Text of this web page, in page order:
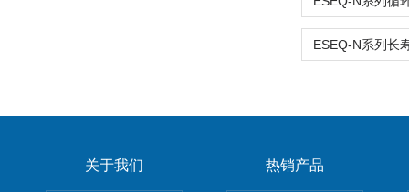
关于我们 热销产品